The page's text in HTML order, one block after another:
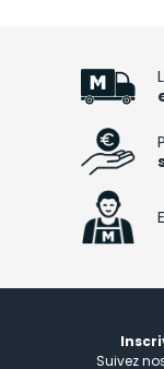
Suivez